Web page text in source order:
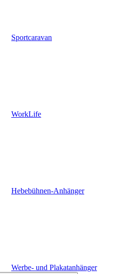
Sportcaravan
WorkLife
Hebebühnen-Anhänger
Werbe- und Plakatanhänger